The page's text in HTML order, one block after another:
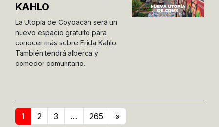
KAHLO
La Utopía de Coyoacán será un
nuevo espacio gratuito para
conocer más sobre Frida Kahlo.
También tendrá alberca y
comedor comunitario.
1 2 3 … 265 »